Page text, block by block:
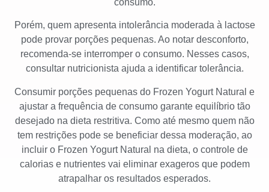
consumo.
Porém, quem apresenta intolerância moderada à lactose
pode provar porções pequenas. Ao notar desconforto,
recomenda-se interromper o consumo. Nesses casos,
consultar nutricionista ajuda a identificar tolerância.
Consumir porções pequenas do Frozen Yogurt Natural e
ajustar a frequência de consumo garante equilíbrio tão
desejado na dieta restritiva. Como até mesmo quem não
tem restrições pode se beneficiar dessa moderação, ao
incluir o Frozen Yogurt Natural na dieta, o controle de
calorias e nutrientes vai eliminar exageros que podem
atrapalhar os resultados esperados.